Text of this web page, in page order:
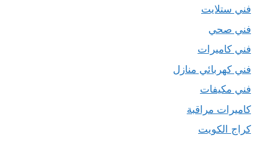
فني ستلايت
فني صحي
فني كاميرات
فني كهربائي منازل
فني مكيفات
كاميرات مراقبة
كراج الكويت